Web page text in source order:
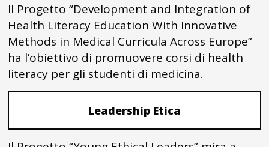
Il Progetto “Development and Integration of
Health Literacy Education With Innovative
Methods in Medical Curricula Across Europe”
ha l’obiettivo di promuovere corsi di health
literacy per gli studenti di medicina.
Leadership Etica